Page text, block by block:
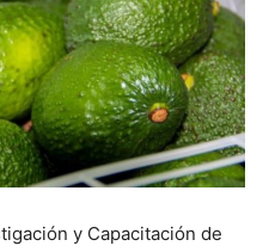
y Capacitación de